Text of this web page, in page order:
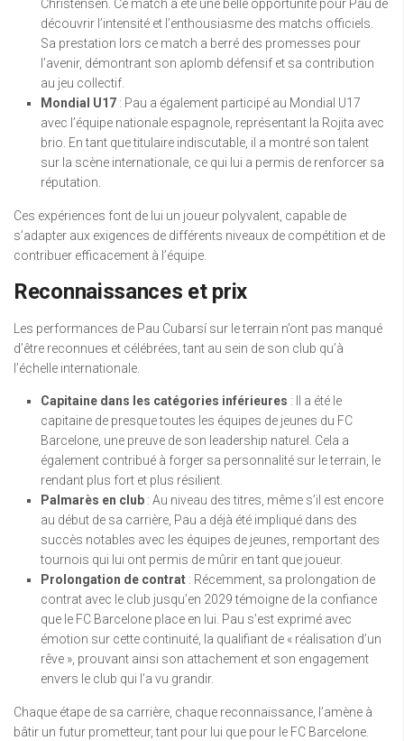
Christensen. Ce match a été une belle opportunité pour Pau de
découvrir l’intensité et l’enthousiasme des matchs officiels.
Sa prestation lors ce match a berré des promesses pour
l’avenir, démontrant son aplomb défensif et sa contribution
au jeu collectif.
Mondial U17 : Pau a également participé au Mondial U17
avec l’équipe nationale espagnole, représentant la Rojita avec
brio. En tant que titulaire indiscutable, il a montré son talent
sur la scène internationale, ce qui lui a permis de renforcer sa
réputation.
Ces expériences font de lui un joueur polyvalent, capable de
s’adapter aux exigences de différents niveaux de compétition et de
contribuer efficacement à l’équipe.
Reconnaissances et prix
Les performances de Pau Cubarsí sur le terrain n’ont pas manqué
d’être reconnues et célébrées, tant au sein de son club qu’à
l’échelle internationale.
Capitaine dans les catégories inférieures : Il a été le
capitaine de presque toutes les équipes de jeunes du FC
Barcelone, une preuve de son leadership naturel. Cela a
également contribué à forger sa personnalité sur le terrain, le
rendant plus fort et plus résilient.
Palmarès en club : Au niveau des titres, même s’il est encore
au début de sa carrière, Pau a déjà été impliqué dans des
succès notables avec les équipes de jeunes, remportant des
tournois qui lui ont permis de mûrir en tant que joueur.
Prolongation de contrat : Récemment, sa prolongation de
contrat avec le club jusqu’en 2029 témoigne de la confiance
que le FC Barcelone place en lui. Pau s’est exprimé avec
émotion sur cette continuité, la qualifiant de « réalisation d’un
rêve », prouvant ainsi son attachement et son engagement
envers le club qui l’a vu grandir.
Chaque étape de sa carrière, chaque reconnaissance, l’amène à
bâtir un futur prometteur, tant pour lui que pour le FC Barcelone.